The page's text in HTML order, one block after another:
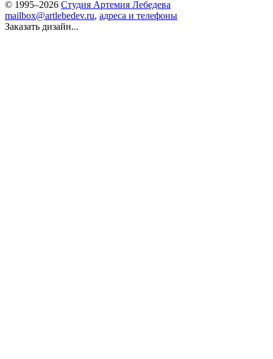
© 1995–2026 Студия Артемия Лебедева
mailbox@artlebedev.ru, адреса и телефоны
Заказать дизайн...